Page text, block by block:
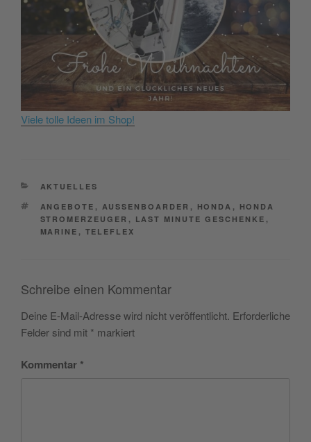
Viele tolle Ideen im Shop!
CATEGORIES
AKTUELLES
TAGS
ANGEBOTE , AUSSENBOARDER , HONDA , HONDA
STROMERZEUGER , LAST MINUTE GESCHENKE ,
MARINE , TELEFLEX
Schreibe einen Kommentar
Deine E-Mail-Adresse wird nicht veröffentlicht. Erforderliche
Felder sind mit * markiert
Kommentar *